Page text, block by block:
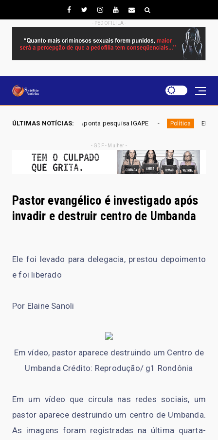
- PEDOFILILA -
ÚLTIMAS NOTÍCIAS:
aponta pesquisa IGAPE Política ELEIÇÕES DF 2026 -
- GDF - Mulher -
Pastor evangélico é investigado após
invadir e destruir centro de Umbanda
Ele foi levado para delegacia, prestou depoimento
e foi liberado
Por Elaine Sanoli
Em vídeo, pastor aparece destruindo um Centro de
Umbanda Crédito: Reprodução/ g1 Rondônia
Em um vídeo que circula nas redes sociais, um
pastor aparece destruindo um centro de Umbanda.
As imagens foram registradas na última quarta-